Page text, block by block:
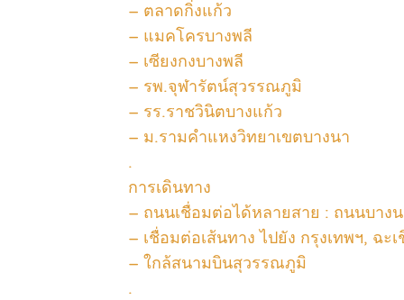
– ตลาดกิ่งแก้ว
– แมคโครบางพลี
– เซียงกงบางพลี
– รพ.จุฬารัตน์สุวรรณภูมิ
– รร.ราชวินิตบางแก้ว
– ม.รามคำแหงวิทยาเขตบางนา
.
การเดินทาง
– ถนนเชื่อมต่อได้หลายสาย : ถนนบาง
– เชื่อมต่อเส้นทาง ไปยัง กรุงเทพฯ, ฉ
– ใกล้สนามบินสุวรรณภูมิ
.